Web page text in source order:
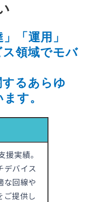
「運用」
ス領域でモバ
るあらゆ
す。
実績。
デバイス
な回線や
ご提供し